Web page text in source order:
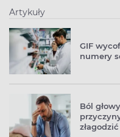
Artykuły
GIF
numery
Ból